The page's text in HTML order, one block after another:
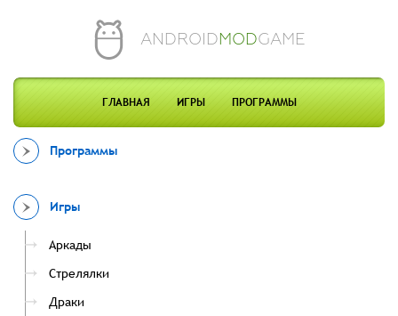
ANDROIDMODGAME
ГЛАВНАЯ ИГРЫ ПРОГРАММЫ
Программы
Игры
Аркады
Стрелялки
Драки